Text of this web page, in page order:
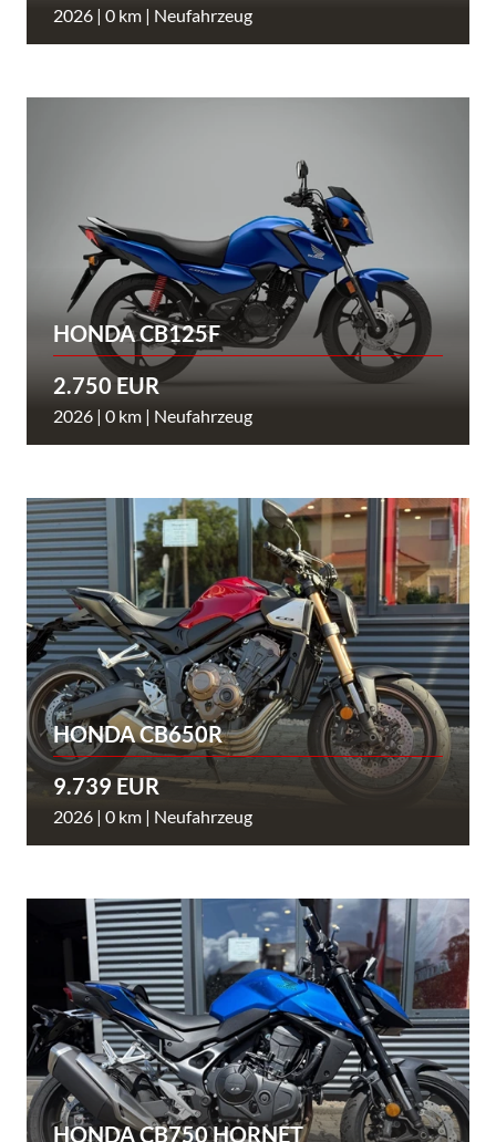
2026 | 0 km | Neufahrzeug
HONDA CB125F
2.750 EUR
2026 | 0 km | Neufahrzeug
HONDA CB650R
9.739 EUR
2026 | 0 km | Neufahrzeug
HONDA CB750 HORNET